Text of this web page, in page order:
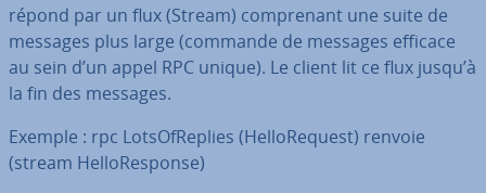
répond par un flux (Stream) com­pre­nant une suite de
messages plus large (commande de messages efficace
au sein d’un appel RPC unique). Le client lit ce flux jusqu’à
la fin des messages.
Exemple : rpc Lot­sO­fRe­plies (Hel­lo­Re­quest) renvoie
(stream Hel­lo­Res­ponse)